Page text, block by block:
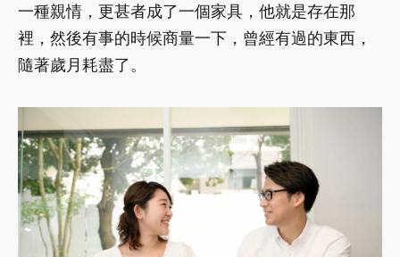
一種親情，更甚者成了一個家具，他就是存在那
裡，然後有事的時候商量一下，曾經有過的東西，
隨著歲月耗盡了。